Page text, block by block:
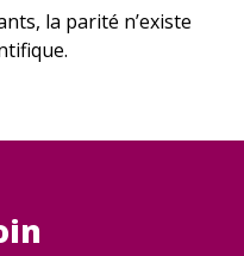
la parité n’existe